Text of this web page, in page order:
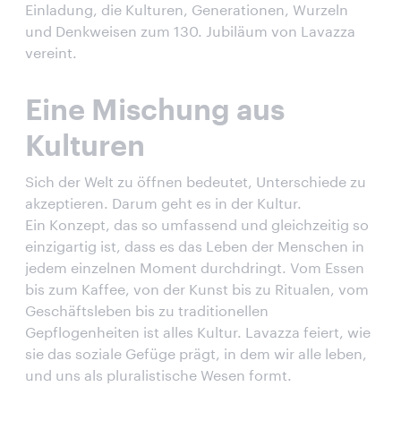
Einladung, die Kulturen, Generationen, Wurzeln
und Denkweisen zum 130. Jubiläum von Lavazza
vereint.
Eine Mischung aus
Kulturen
Sich der Welt zu öffnen bedeutet, Unterschiede zu
akzeptieren. Darum geht es in der Kultur.
Ein Konzept, das so umfassend und gleichzeitig so
einzigartig ist, dass es das Leben der Menschen in
jedem einzelnen Moment durchdringt. Vom Essen
bis zum Kaffee, von der Kunst bis zu Ritualen, vom
Geschäftsleben bis zu traditionellen
Gepflogenheiten ist alles Kultur. Lavazza feiert, wie
sie das soziale Gefüge prägt, in dem wir alle leben,
und uns als pluralistische Wesen formt.